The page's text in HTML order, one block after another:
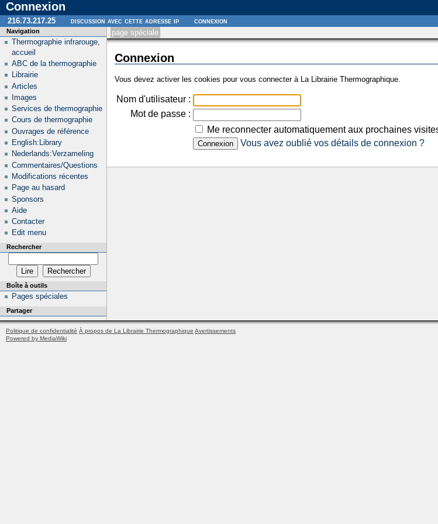
Connexion
page spéciale
Connexion
Vous devez activer les cookies pour vous connecter à La Librairie Thermographique.
Nom d'utilisateur :
Mot de passe :
Me reconnecter automatiquement aux prochaines
Vous avez oublié vos détails de connexion ?
Navigation
Thermographie infrarouge,
accueil
ABC de la thermographie
Librairie
Articles
Images
Services de thermographie
Cours de thermographie
Ouvrages de référence
English:Library
Nederlands:Verzameling
Commentaires/Questions
Modifications récentes
Page au hasard
Sponsors
Aide
Contacter
Edit menu
Rechercher
Boîte à outils
Pages spéciales
Partager
216.73.217.25 discussion avec cette adresse ip connexion
Politique de confidentialité À propos de La Librairie Thermographique Avertissements
Powered by MediaWiki